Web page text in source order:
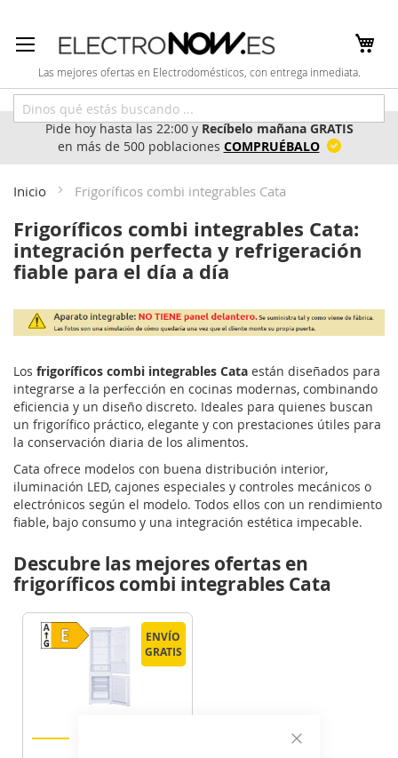
al
contenido
Las mejores ofertas en Electrodomésticos, con entrega inmediata.
Pide hoy hasta las 22:00 yRecíbelo mañana GRATIS
en más de 500 poblaciones COMPRUÉBALO
Inicio Frigoríficos combi integrables Cata
Frigoríficos combi integrables Cata:
integración perfecta y refrigeración
fiable para el día a día
Los frigoríficos combi integrables Cata están diseñados para
integrarse a la perfección en cocinas modernas, combinando
eficiencia y un diseño discreto. Ideales para quienes buscan
un frigorífico práctico, elegante y con prestaciones útiles para
la conservación diaria de los alimentos.
Cata ofrece modelos con buena distribución interior,
iluminación LED, cajones especiales y controles mecánicos o
electrónicos según el modelo. Todos ellos con un rendimiento
fiable, bajo consumo y una integración estética impecable.
Descubre las mejores ofertas en
frigoríficos combi integrables Cata
ENVÍO
GRATIS
ENVÍO
GRATIS